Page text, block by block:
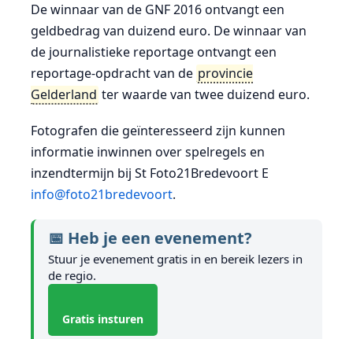
De winnaar van de GNF 2016 ontvangt een
geldbedrag van duizend euro. De winnaar van
de journalistieke reportage ontvangt een
reportage-opdracht van de provincie
Gelderland ter waarde van twee duizend euro.
Fotografen die geïnteresseerd zijn kunnen
informatie inwinnen over spelregels en
inzendtermijn bij St Foto21Bredevoort E
info@foto21bredevoort.
📅 Heb je een evenement?
Stuur je evenement gratis in en bereik lezers in
de regio.
Gratis insturen